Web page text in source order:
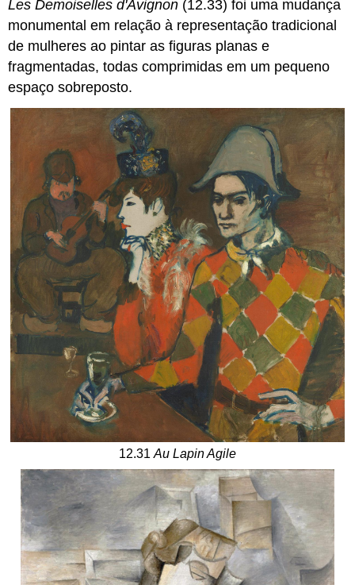
Les Demoiselles d'Avignon (12.33) foi uma mudança
monumental em relação à representação tradicional
de mulheres ao pintar as figuras planas e
fragmentadas, todas comprimidas em um pequeno
espaço sobreposto.
12.31 Au Lapin Agile